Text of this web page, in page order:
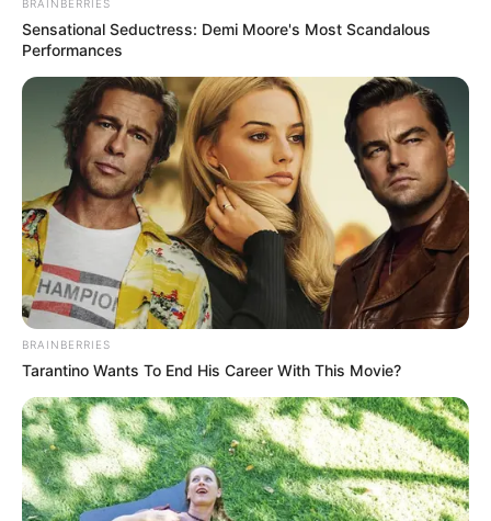
BRAINBERRIES
Sensational Seductress: Demi Moore's Most Scandalous
Performances
BRAINBERRIES
Tarantino Wants To End His Career With This Movie?